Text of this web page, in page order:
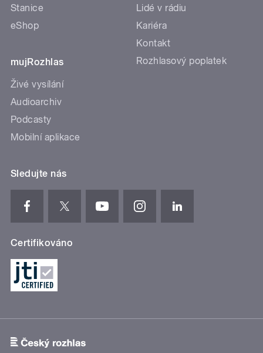
Stanice
eShop
mujRozhlas
Živé vysílání
Audioarchiv
Podcasty
Mobilní aplikace
Lidé v rádiu
Kariéra
Kontakt
Rozhlasový poplatek
Sledujte nás
Certifikováno